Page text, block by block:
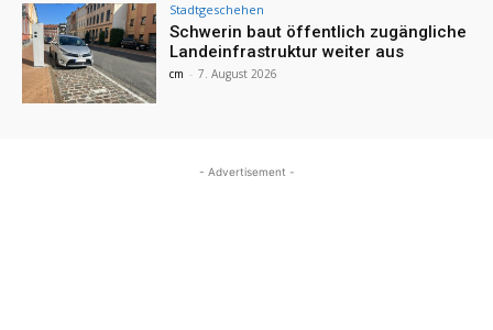
Stadtgeschehen
Schwerin baut öffentlich zugängliche
Landeinfrastruktur weiter aus
cm - 7. August 2026
- Advertisement -